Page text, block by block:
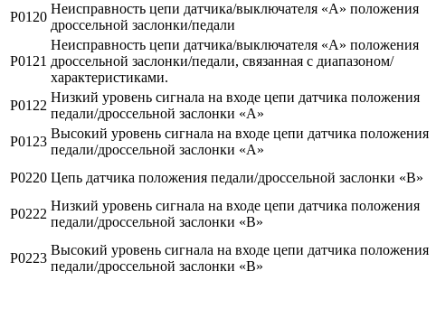
P0120
Неисправность цепи датчика/выключателя «A» положения
дроссельной заслонки/педали
P0121
Неисправность цепи датчика/выключателя «A» положения
дроссельной заслонки/педали, связанная с диапазоном/
характеристиками.
P0122
Низкий уровень сигнала на входе цепи датчика положения
педали/дроссельной заслонки «A»
P0123
Высокий уровень сигнала на входе цепи датчика положения
педали/дроссельной заслонки «A»
P0220 Цепь датчика положения педали/дроссельной заслонки «B»
P0222
Низкий уровень сигнала на входе цепи датчика положения
педали/дроссельной заслонки «B»
P0223
Высокий уровень сигнала на входе цепи датчика положения
педали/дроссельной заслонки «B»